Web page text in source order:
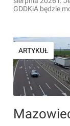
GDDKiA będzie
ARTYKUŁ